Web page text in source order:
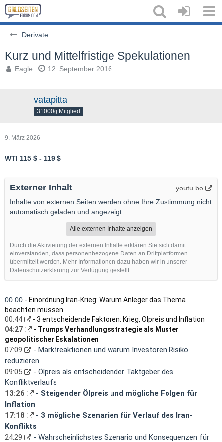
Derivate
Kurz und Mittelfristige Spekulationen
Eagle 12. September 2016
vatapitta
31000g Mitglied
9. März 2026
WTI 115 $ - 119 $
Externer Inhalt
youtu.be
Inhalte von externen Seiten werden ohne Ihre Zustimmung nicht
automatisch geladen und angezeigt.
Alle externen Inhalte anzeigen
Durch die Aktivierung der externen Inhalte erklären Sie sich damit
einverstanden, dass personenbezogene Daten an Drittplattformen
übermittelt werden. Mehr Informationen dazu haben wir in unserer
Datenschutzerklärung zur Verfügung gestellt.
00:00 - Einordnung Iran-Krieg: Warum Anleger das Thema
beachten müssen
00:44
- 3 entscheidende Faktoren: Krieg, Ölpreis und Inflation
04:27
- Trumps Verhandlungsstrategie als Muster
geopolitischer Eskalationen
07:09
- Marktreaktionen und warum Investoren Risiko
reduzieren
09:05
- Ölpreis als entscheidender Taktgeber des
Konfliktverlaufs
13:26
- Steigender Ölpreis und mögliche Folgen für
Inflation
17:18
- 3 mögliche Szenarien für Verlauf des Iran-
Konflikts
24:29
- Wahrscheinlichstes Szenario und Konsequenzen für